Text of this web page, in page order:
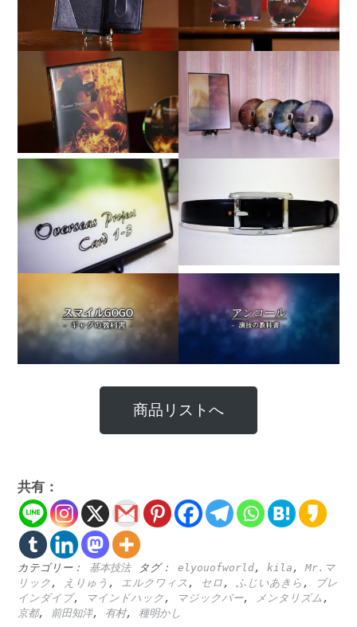
商品リストへ
共有：
カテゴリー： 基本技法 タグ： elyouofworld, kila , Mr.マ
リック , えりゅう , エルクワィス , セロ , ふじいあきら ,
ブレ
インダイブ, マインドハック , マジックバー, メンタリズム ,
京都, 前田知洋, 有村, 種明かし